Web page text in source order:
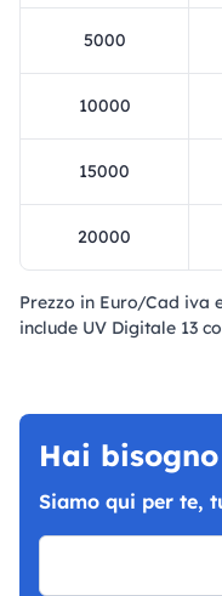
5000
10000
15000
20000
Prezzo in Euro/Cad iva
include UV Digitale 13
Hai
Siamo qui per te,